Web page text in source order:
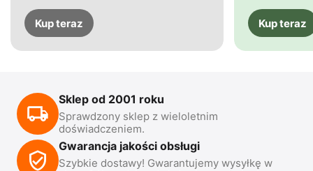
Kup teraz Kup teraz
Sklep od 2001 roku
Sprawdzony sklep z wieloletnim
doświadczeniem.
Gwarancja jakości obsługi
Szybkie dostawy! Gwarantujemy wysyłkę w